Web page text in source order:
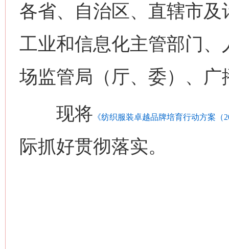
各省、自治区、直辖市
工业和信息化主管部门
场监管局（厅、委）、
现将 《纺织服装卓越品牌培育行动方案（
际抓好贯彻落实。
这是一记警钟！